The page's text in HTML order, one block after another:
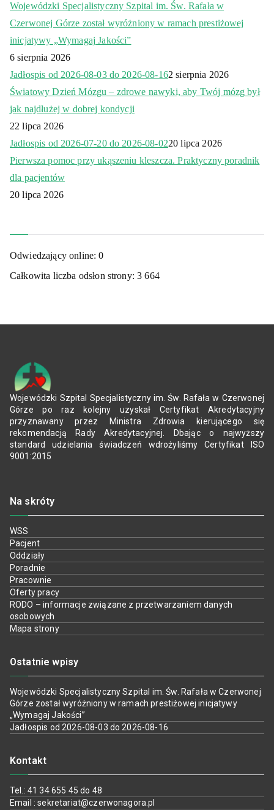
Wojewódzki Specjalistyczny Szpital im. Św. Rafała w
Czerwonej Górze został wyróżniony w ramach prestiżowej
inicjatywy „Wymagaj Jakości”
6 sierpnia 2026
Jadłospis od 2026-08-03 do 2026-08-162 sierpnia 2026
Światowy Dzień Mózgu – zdrowe nawyki, aby Twój mózg był
jak najdłużej w dobrej kondycji
22 lipca 2026
Jadłospis od 2026-07-20 do 2026-08-0220 lipca 2026
Pierwsza pomoc przy ukąszeniu kleszcza. Praktyczny poradnik
dla pacjentów
20 lipca 2026
Odwiedzający online:0
Całkowita liczba odsłon strony:3 664
Wojewódzki Szpital Specjalistyczny im. Św. Rafała w Czerwonej
Górze po raz kolejny uzyskał Certyfikat Akredytacyjny
przyznawany przez Ministra Zdrowia kierującego się
rekomendacją Rady Akredytacyjnej. Dbając o najwyższy
standard udzielania świadczeń wdrożyliśmy Certyfikat ISO
9001:2015
Na skróty
WSS
Pacjent
Oddziały
Poradnie
Pracownie
Oferty pracy
RODO – informacje związane z przetwarzaniem danych
osobowych
Mapa strony
Ostatnie wpisy
Wojewódzki Specjalistyczny Szpital im. Św. Rafała w Czerwonej
Górze został wyróżniony w ramach prestiżowej inicjatywy
„Wymagaj Jakości”
Jadłospis od 2026-08-03 do 2026-08-16
Kontakt
Tel.: 41 34 655 45 do 48
Email : sekretariat@czerwonagora.pl